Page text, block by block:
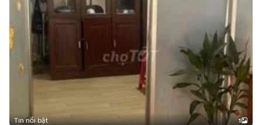
Tin nổi bật 1